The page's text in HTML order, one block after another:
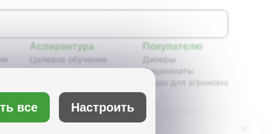
Аспирантура
Целевое обучение
Новости аспирантуры
Портфолио аспирантов
Расписание
Учебно-методическое
обеспечение
Покупателю
Дилеры
Лицензиаты
Видео для агронома
все Настроить